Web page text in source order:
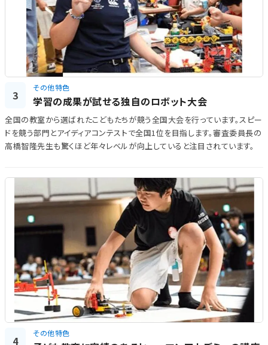
3
その他特色
学習の成果が試せる独自のロボット大会
全国の教室から選ばれたこどもたちが競う全国大会を行っています。スピー
ドを競う部門とアイディアコンテストで全国1位を目指します。審査委員長の
高橋智隆先生も驚くほど年々レベルが向上していると注目されています。
4
その他特色